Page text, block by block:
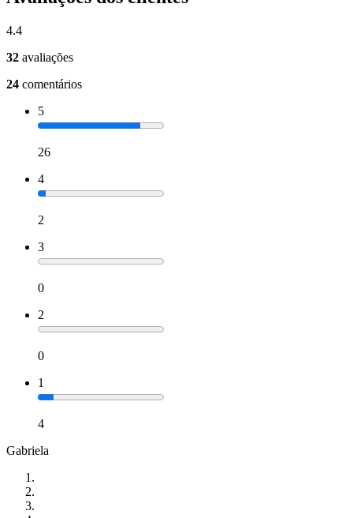
4.4
32 avaliações
24 comentários
5
26
4
2
3
0
2
0
1
4
Gabriela